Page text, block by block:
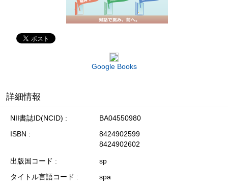
Google Books
詳細情報
NII書誌ID(NCID)
BA04550980
ISBN
8424902599
8424902602
出版国コード
sp
タイトル言語コード
spa